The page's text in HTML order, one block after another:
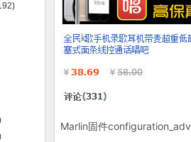
Marlin固件